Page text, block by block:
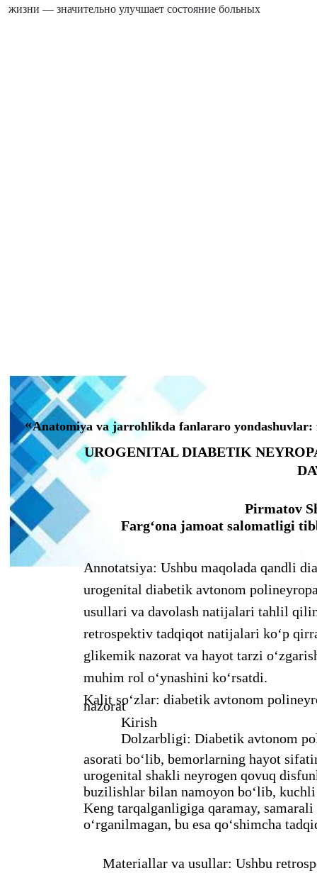
жизни — значительно улучшает состояние больных
«Anatomiya va jarrohlikda fanlararo
UROGENITAL DIABETIK
Pirmatov
Farg‘ona jamoat salomatligi
Annotatsiya: Ushbu maqolada qandli
urogenital diabetik avtonom
usullari va davolash natijalari tahlil
retrospektiv tadqiqot natijalari ko‘p
glikemik nazorat va hayot tarzi
muhim rol o‘ynashini ko‘rsatdi.
Kalit so‘zlar: diabetik avtonom
nazorat
Kirish
Dolzarbligi: Diabetik avtonom
asorati bo‘lib, bemorlarning hayot
urogenital shakli neyrogen qovuq
buzilishlar bilan namoyon bo‘lib,
Keng tarqalganligiga qaramay,
o‘rganilmagan, bu esa qo‘shimcha
Materiallar va usullar: Ushbu